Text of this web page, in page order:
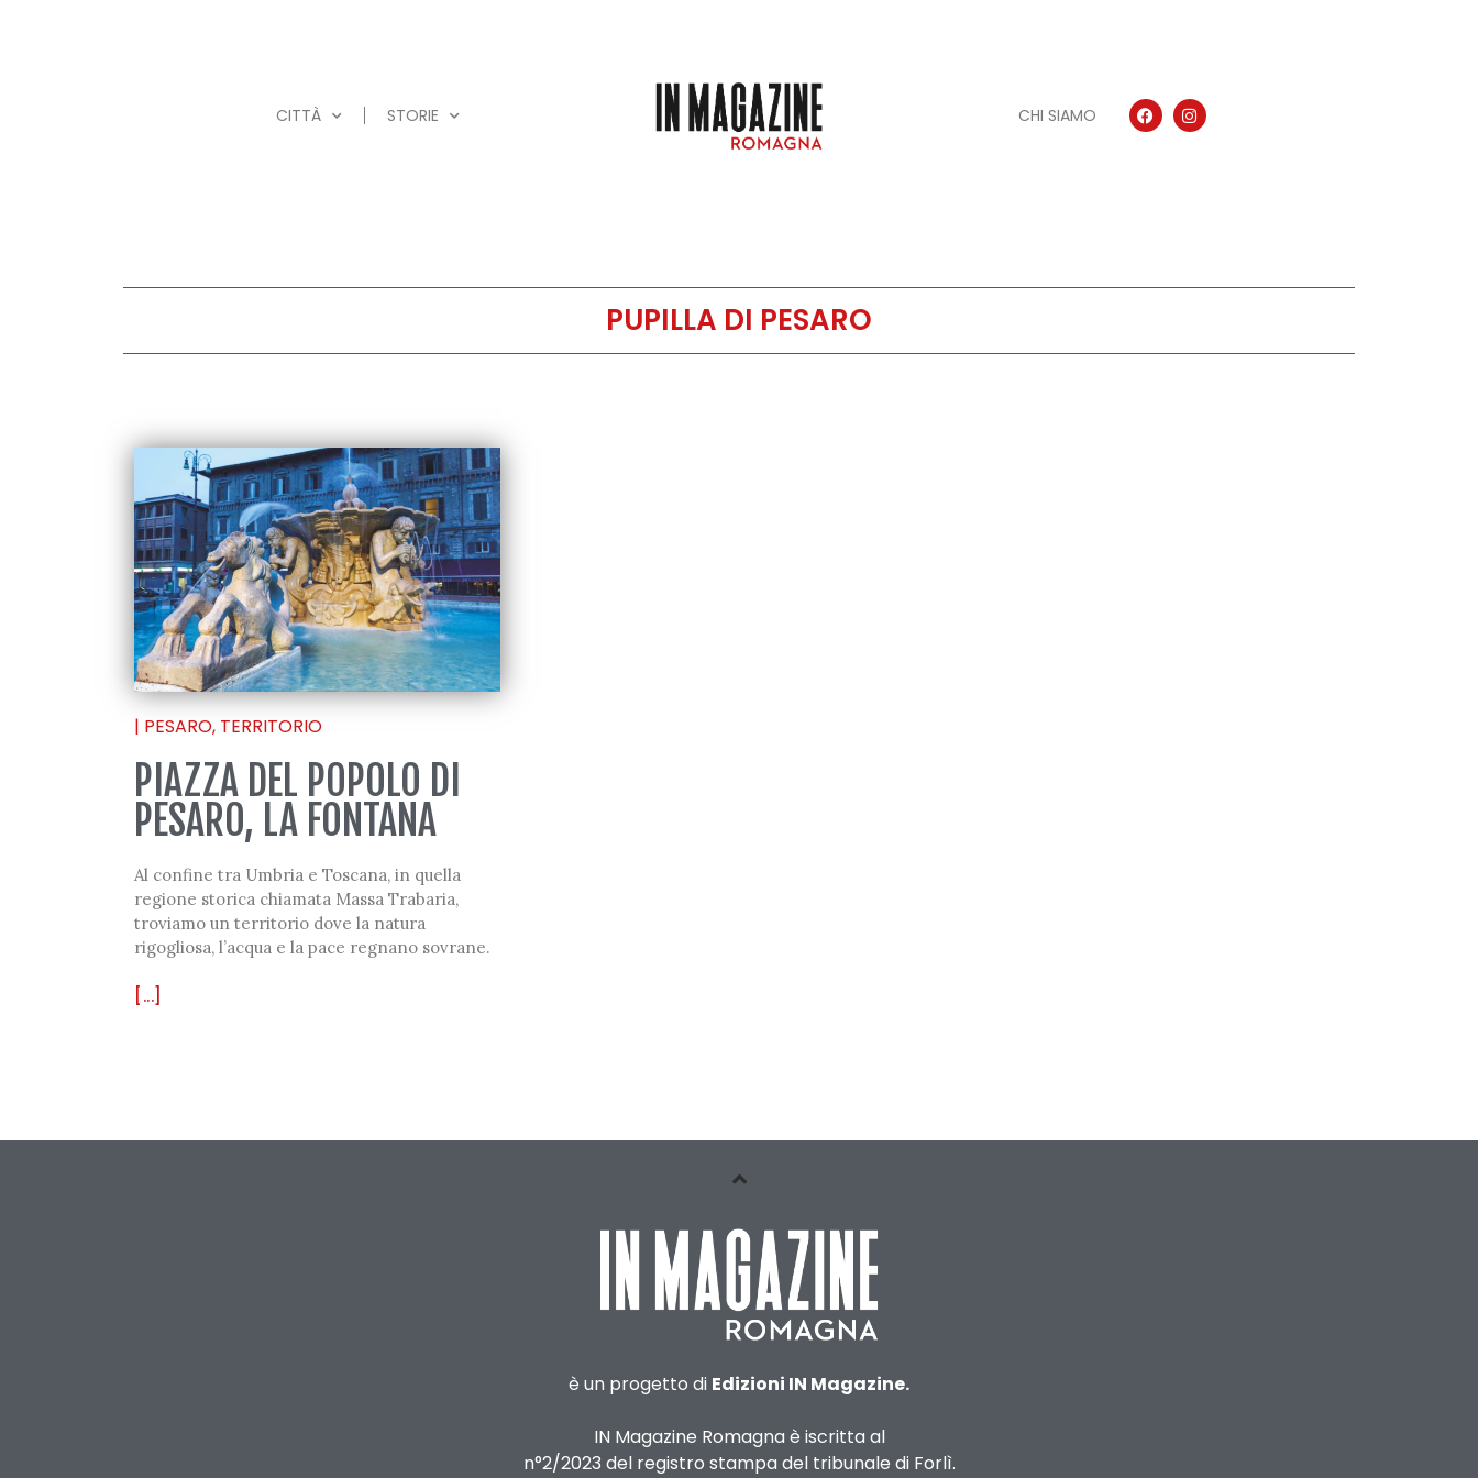
CITTÀ STORIE CHI SIAMO
PUPILLA DI PESARO
| PESARO, TERRITORIO
PIAZZA DEL POPOLO DI
PESARO, LA FONTANA
Al confine tra Umbria e Toscana, in quella
regione storica chiamata Massa Trabaria,
troviamo un territorio dove la natura
rigogliosa, l’acqua e la pace regnano sovrane.
[...]
è un progetto di Edizioni IN Magazine.
IN Magazine Romagna è iscritta al
n°2/2023 del registro stampa del tribunale di Forlì.